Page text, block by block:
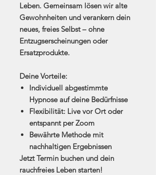
Leben. Gemeinsam lösen wir alte
Gewohnheiten und verankern dein
neues, freies Selbst – ohne
Entzugserscheinungen oder
Ersatzprodukte.
Deine Vorteile:
Individuell abgestimmte
Hypnose auf deine Bedürfnisse
Flexibilität: Live vor Ort oder
entspannt per Zoom
Bewährte Methode mit
nachhaltigen Ergebnissen
Jetzt Termin buchen und dein
rauchfreies Leben starten!